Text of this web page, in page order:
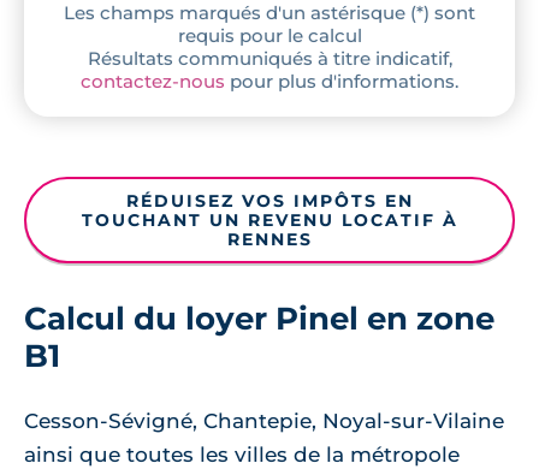
Les champs marqués d'un astérisque (*) sont
requis pour le calcul
Résultats communiqués à titre indicatif,
contactez-nous pour plus d'informations.
RÉDUISEZ VOS IMPÔTS EN
TOUCHANT UN REVENU LOCATIF À
RENNES
Calcul du loyer Pinel en zone
B1
Cesson-Sévigné, Chantepie, Noyal-sur-Vilaine
ainsi que toutes les villes de la métropole